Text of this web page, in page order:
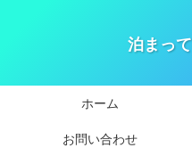
泊まっ
ホーム
お問い合わせ